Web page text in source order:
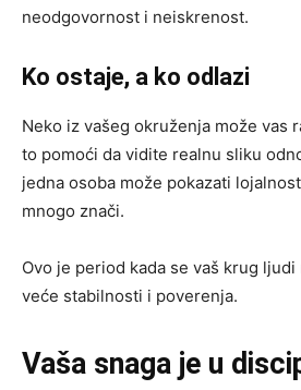
neodgovornost i neiskrenost.
Ko ostaje, a ko odlazi
Neko iz vašeg okruženja može vas
to pomoći da vidite realnu sliku
jedna osoba može pokazati
mnogo znači.
Ovo je period kada se vaš krug
veće stabilnosti i poverenja.
Vaša snaga je u